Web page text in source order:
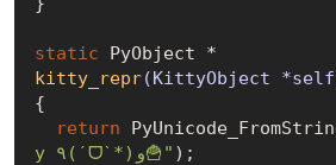
static
kitty_repr(KittyObject
{
return
y ٩(ˊᗜˋ*)و🍟" );